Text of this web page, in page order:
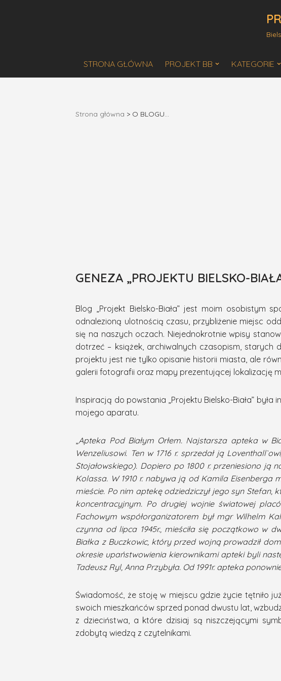
STRONA GŁÓWNA PROJEKT BB KATEGORIE
Strona główna > O BLOGU…
GENEZA „PROJEKTU BIELSKO-
Blog „Projekt Bielsko-Biała” jest moim osobistym
odnalezioną ulotnością czasu, przybliżenie miejsc
się na naszych oczach. Niejednokrotnie wpisy
dotrzeć – książek, archiwalnych czasopism, starych
projektu jest nie tylko opisanie historii miasta, ale
galerii fotografii oraz mapy prezentującej lokalizację
Inspiracją do powstania „Projektu Bielsko-Biała”
mojego aparatu.
„Apteka Pod Białym Orłem. Najstarsza apteka w
Wenzeliusowi. Ten w 1716 r. sprzedał ją
Stojałowskiego). Dopiero po 1800 r. przeniesiono ją
Kolassa. W 1910 r. nabywa ją od Kamila Eisenberga
mieście. Po nim aptekę odziedziczył jego syn Stefan,
koncentracyjnym. Po drugiej wojnie światowej
Fachowym współorganizatorem był mgr Wilhelm
czynna od lipca 1945r., mieściła się początkowo w
Białka z Buczkowic, który przed wojną prowadził
okresie upaństwowienia kierownikami apteki byli
Tadeusz Ryl, Anna Przybyła. Od 1991r. apteka
Świadomość, że stoję w miejscu gdzie życie tętniło
swoich mieszkańców sprzed ponad dwustu lat,
z dzieciństwa, a które dzisiaj są niszczejącymi
zdobytą wiedzą z czytelnikami.